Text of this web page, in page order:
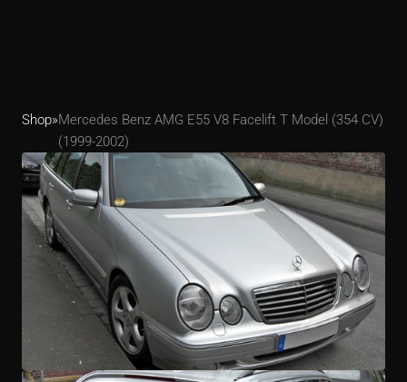
Shop»Mercedes Benz AMG E55 V8 Facelift T Model (354 CV)
(1999-2002)